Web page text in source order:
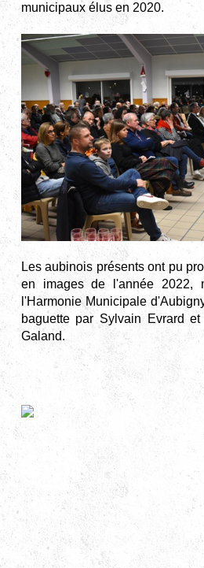
municipaux élus en 2020.
Les aubinois présents ont pu
en images de l'année 2022,
l'Harmonie Municipale
baguette par Sylvain Evrard
Galand.